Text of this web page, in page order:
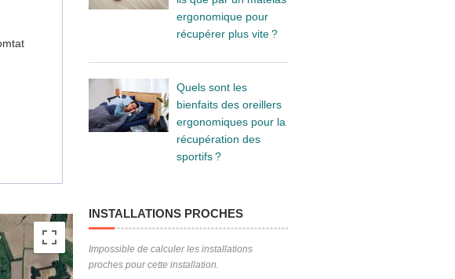
ergonomique pour
récupérer plus vite ?
Quels sont les
bienfaits des oreillers
ergonomiques pour la
récupération des
sportifs ?
INSTALLATIONS PROCHES
Impossible de calculer les installations
proches pour cette installation.